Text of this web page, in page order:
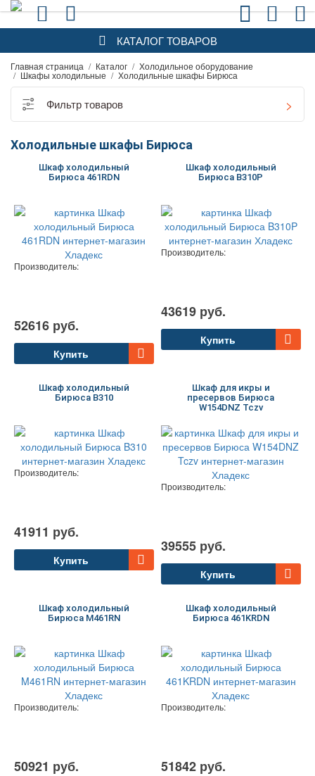
КАТАЛОГ ТОВАРОВ
Главная страница / Каталог / Холодильное оборудование
/ Шкафы холодильные / Холодильные шкафы Бирюса
Фильтр товаров
Холодильные шкафы Бирюса
Шкаф холодильный
Бирюса 461RDN
Производитель:
52616 руб.
Купить
Шкаф холодильный
Бирюса B310P
Производитель:
43619 руб.
Купить
Шкаф холодильный
Бирюса B310
Производитель:
41911 руб.
Купить
Шкаф для икры и
пресервов Бирюса
W154DNZ Tczv
Производитель:
39555 руб.
Купить
Шкаф холодильный
Бирюса M461RN
Производитель:
50921 руб.
Шкаф холодильный
Бирюса 461KRDN
Производитель:
51842 руб.